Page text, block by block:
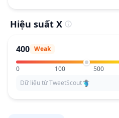
Hiệu suất X
400 Weak
0 100 500
Dữ liệu từ TweetScout